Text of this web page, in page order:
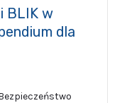
BLIK w
dla